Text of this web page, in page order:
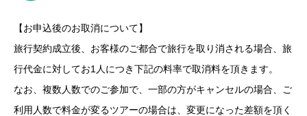
【お申込後のお取消について】
旅行契約成立後、お客様のご都合で旅行を取り消される場合、旅
行代金に対してお1人につき下記の料率で取消料を頂きます。
なお、複数人数でのご参加で、一部の方がキャンセルの場合、ご
利用人数で料金が変るツアーの場合は、変更になった差額を頂く